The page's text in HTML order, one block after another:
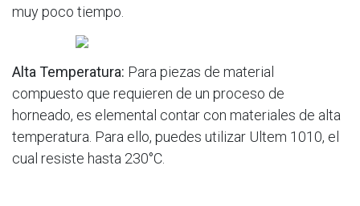
muy poco tiempo.
Alta Temperatura: Para piezas de material
compuesto que requieren de un proceso de
horneado, es elemental contar con materiales de alta
temperatura. Para ello, puedes utilizar Ultem 1010, el
cual resiste hasta 230°C.